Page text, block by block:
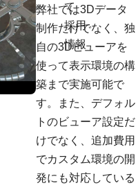
て
採用
情報
弊社では3Dデータ
制作だけでなく、独
自の3Dビューアを
使って表示環境の構
築まで実施可能で
す。また、デフォル
トのビューア設定だ
けでなく、追加費用
でカスタム環境の開
発にも対応している